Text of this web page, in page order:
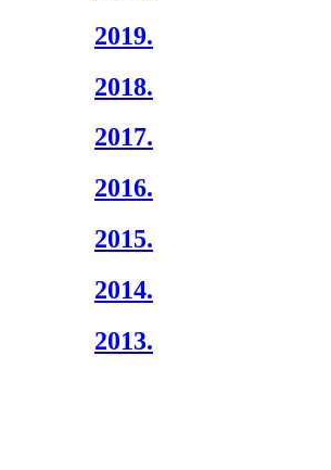
2019.
2018.
2017.
2016.
2015.
2014.
2013.